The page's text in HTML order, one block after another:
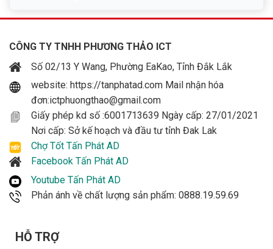
CÔNG TY TNHH PHƯƠNG THẢO ICT
Số 02/13 Y Wang, Phường EaKao, Tỉnh Đắk Lắk
website: https://tanphatad.com Mail nhận hóa
đơn:ictphuongthao@gmail.com
Giấy phép kd số :6001713639 Ngày cấp: 27/01/2021
Nơi cấp: Sở kế hoạch và đầu tư tỉnh Đak Lak
Chợ Tốt Tấn Phát AD
Facebook Tấn Phát AD
Youtube Tấn Phát AD
Phản ánh về chất lượng sản phẩm: 0888.19.59.69
HỖ TRỢ